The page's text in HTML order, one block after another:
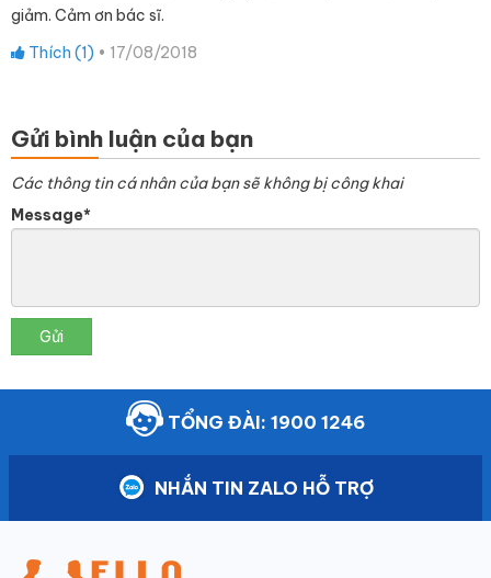
giảm. Cảm ơn bác sĩ.
Thích (1) • 17/08/2018
Gửi bình luận của bạn
Các thông tin cá nhân của bạn sẽ không bị công khai
Message*
Gửi
TỔNG ĐÀI: 1900 1246
NHẮN TIN ZALO HỖ TRỢ